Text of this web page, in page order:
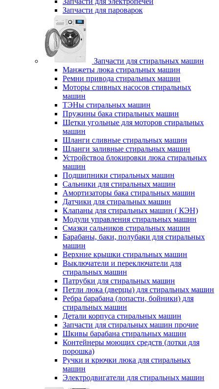
Запчасти для пароварок
Запчасти для стиральных машин
Манжеты люка стиральных машин
Ремни привода стиральных машин
Моторы сливных насосов стиральных
машин
ТЭНы стиральных машин
Пружины бака стиральных машин
Щетки угольные для моторов стиральных
машин
Шланги сливные стиральных машин
Шланги заливные стиральных машин
Устройствоа блокировки люка стиральных
машин
Подшипники стиральных машин
Сальники для стиральных машин
Амортизаторы бака стиральных машин
Датчики для стиральных машин
Клапаны для стиральных машин ( КЭН)
Модули управления стиральных машин
Смазки сальников стиральных машин
Барабаны, баки, полубаки для стиральных
машин
Верхние крышки стиральных машин
Выключатели и переключатели для
стиральных машин
Патрубки для стиральных машин
Петли люка (дверцы) для стиральных машин
Ребра барабана (лопасти, бойники) для
стиральных машин
Детали корпуса стиральных машин
Запчасти для стиральных машин прочие
Шкивы барабана стиральных машин
Контейнеры моющих средств (лотки для
порошка)
Ручки и крючки люка для стиральных
машин
Электродвигатели для стиральных машин